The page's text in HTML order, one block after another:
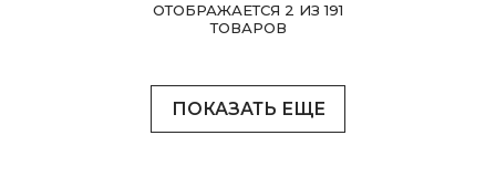
ОТОБРАЖАЕТСЯ 2 ИЗ 191
ТОВАРОВ
ПОКАЗАТЬ ЕЩЕ